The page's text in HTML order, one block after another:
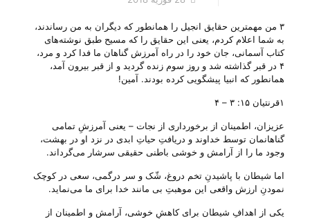
۳ من مهمترین حقایق انجیل را همانطور که دیگران به من رساندند،
به شما اعلام کردم، یعنی این حقایق را که مسیح طبق نوشته‌های
کتاب آسمانی، جان خود را در راه آمرزش گناهان ما فدا کرد و مرد،
۴ در قبر گذاشته شد و روز سوم زنده گردید و از قبر بیرون آمد،
همانطور که انبیا پیشگویی کرده بودند. آمین!
۱قرنتیان ۱۵: ۳ – ۴
عزیزان، اطمینان از برخورداری از نجات – یعنی آمرزشِ تمامی
گناهانمان توسط خداوند و دریافتِ حیاتِ ابدی در نزد او در بهشت،
وجود ما را از آرامش و خوشی باطنی حقیقی سرشار می‌‌گرداند.
اما شیطان با پاشیدنِ تخم دروغ، شّک و سر درگمی، سعی در کوچک
نمودنِ ارزش واقعی این موهبتِ بی‌ مانند خدا برای ما می‌‌نماید.
یکی از اهدافِ شیطان برای کاهشِ خوشی، آرامش و اطمینان از